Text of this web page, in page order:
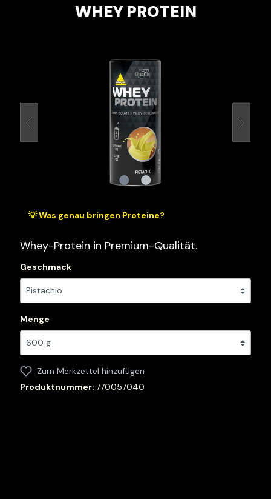
WHEY PROTEIN
💡 Was genau bringen Proteine?
Whey-Protein in Premium-Qualität.
Geschmack
Menge
Zum Merkzettel hinzufügen
Produktnummer:770057040